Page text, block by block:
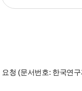
청 (문서번호: 한국연